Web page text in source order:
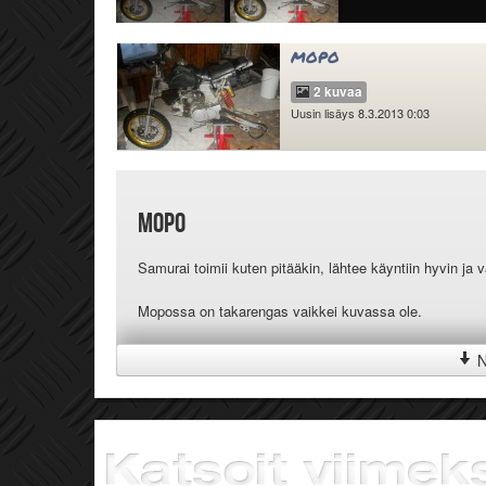
mopo
2 kuvaa
Uusin lisäys 8.3.2013 0:03
mopo
Samurai toimii kuten pitääkin, lähtee käyntiin hyvin ja
Mopossa on takarengas vaikkei kuvassa ole.
Mukaan tulee toinen runko ja jotai pikkuosia mitä ny
Vaihto mieluiten käteiseen, tai johonki moottorilla